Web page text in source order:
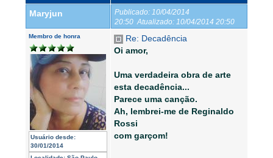
Maryjun Publicado: 10/04/2014
20:50 Atualizado: 10/04/2014 20:50
Membro de honra
Usuário desde:
30/01/2014
Re: Decadência
Oi amor,
Uma verdadeira obra de arte
esta decadência...
Parece uma canção.
Ah, lembrei-me de Reginaldo
Rossi
com garçom!